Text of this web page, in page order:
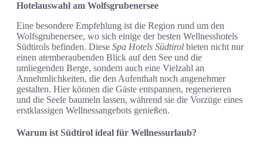
Hotelauswahl am Wolfsgrubenersee
Eine besondere Empfehlung ist die Region rund um den
Wolfsgrubenersee, wo sich einige der besten Wellnesshotels
Südtirols befinden. Diese Spa Hotels Südtirol bieten nicht nur
einen atemberaubenden Blick auf den See und die
umliegenden Berge, sondern auch eine Vielzahl an
Annehmlichkeiten, die den Aufenthalt noch angenehmer
gestalten. Hier können die Gäste entspannen, regenerieren
und die Seele baumeln lassen, während sie die Vorzüge eines
erstklassigen Wellnessangebots genießen.
Warum ist Südtirol ideal für Wellnessurlaub?